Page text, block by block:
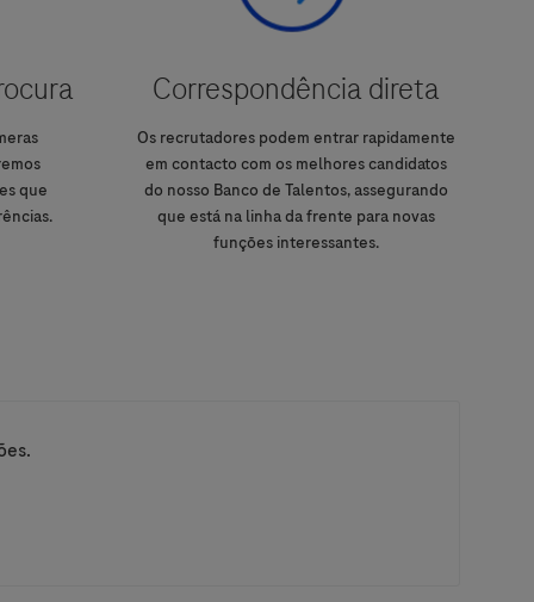
que
Correspondência direta
Os recrutadores podem entrar rapidamente
em contacto com os melhores candidatos
do nosso Banco de Talentos, assegurando
que está na linha da frente para novas
funções interessantes.